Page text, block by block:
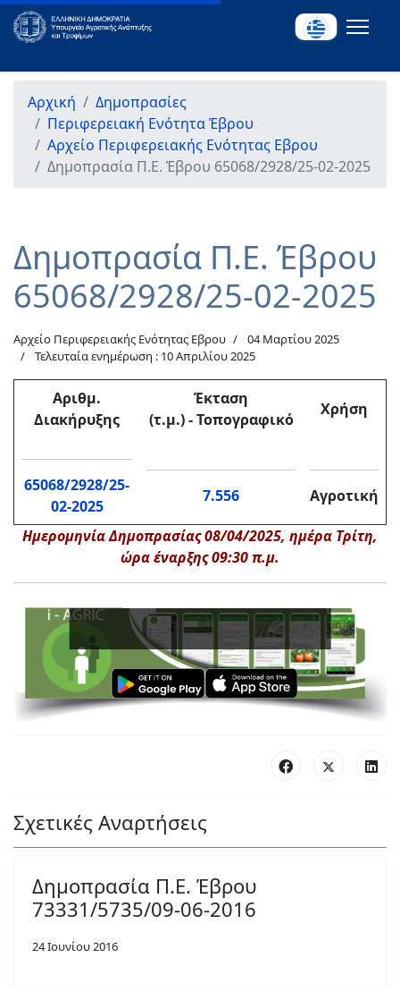
Αρχική
Δημοπρασίες
Περιφερειακή Ενότητα Έβρου
Αρχείο Περιφερειακής Ενότητας Εβρου
Δημοπρασία Π.Ε. Έβρου 65068/2928/25-02-2025
Δημοπρασία Π.Ε. Έβρου
65068/2928/25-02-2025
Αρχείο Περιφερειακής Ενότητας Εβρου
04 Μαρτίου 2025
Τελευταία ενημέρωση : 10 Απριλίου 2025
Αριθμ.
Διακήρυξης
Έκταση
(τ.μ.) - Τοπογραφικό
Χρήση
65068/2928/25-
02-2025
7.556 Αγροτική
Ημερομηνία Δημοπρασίας 08/04/2025, ημέρα Τρίτη,
ώρα έναρξης 09:30 π.μ.
Σχετικές Αναρτήσεις
Δημοπρασία Π.Ε. Έβρου
73331/5735/09-06-2016
24 Ιουνίου 2016